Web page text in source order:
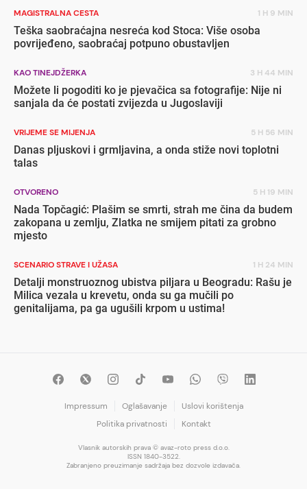
MAGISTRALNA CESTA 1 H 9 MIN
Teška saobraćajna nesreća kod Stoca: Više osoba
povrijeđeno, saobraćaj potpuno obustavljen
KAO TINEJDŽERKA 3 H 44 MIN
Možete li pogoditi ko je pjevačica sa fotografije: Nije ni
sanjala da će postati zvijezda u Jugoslaviji
VRIJEME SE MIJENJA 5 H 56 MIN
Danas pljuskovi i grmljavina, a onda stiže novi toplotni
talas
OTVORENO 5 H 19 MIN
Nada Topčagić: Plašim se smrti, strah me čina da budem
zakopana u zemlju, Zlatka ne smijem pitati za grobno
mjesto
SCENARIO STRAVE I UŽASA 1 H 24 MIN
Detalji monstruoznog ubistva piljara u Beogradu: Rašu je
Milica vezala u krevetu, onda su ga mučili po
genitalijama, pa ga ugušili krpom u ustima!
Impressum Oglašavanje
Uslovi korištenja
Politika privatnosti
Kontakt
Vlasnik autorskih prava © avaz-roto press d.o.o.
ISSN 1840-3522.
Zabranjeno preuzimanje sadržaja bez dozvole izdavača.